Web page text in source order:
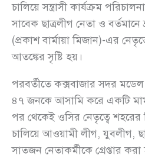
চালিয়ে সন্ত্রাসী কার্যক্রম
সাবেক ছাত্রলীগ নেতা ও
(প্রকাশ বার্মায়া মিজান)-এর
আতঙ্কের সৃষ্টি হয়।
পরবর্তীতে কক্সবাজার সদর
৪৭ জনকে আসামি করে একটি
পর থেকেই ওসির নেতৃত্বে শহরের
চালিয়ে আওয়ামী লীগ, যুবলীগ,
সাতজন নেতাকর্মীকে গ্রেপ্তার করা